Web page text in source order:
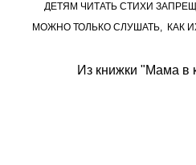
ДЕТЯМ ЧИТАТЬ СТИХИ
МОЖНО ТОЛЬКО СЛУШАТЬ, КАК
Из книжки "Мама в